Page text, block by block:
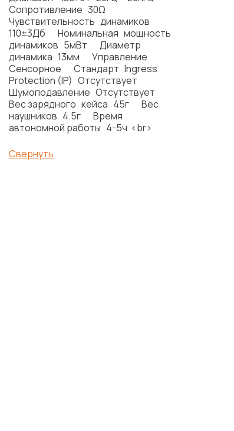
Сопротивление 30Ω
Чувствительность динамиков
110±3Дб Номинальная мощность
динамиков 5мВт Диаметр
динамика 13мм Управление
Сенсорное Стандарт Ingress
Protection (IP) Отсутствует
Шумоподавление Отсутствует
Вес зарядного кейса 45г Вес
наушников 4.5г Время
автономной работы 4-5ч <br>
Свернуть